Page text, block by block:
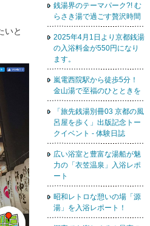
いと
銭湯界のテーマパーク?! む
らさき湯で過ごす贅沢時間
2025年4月1日より京都銭湯
の入浴料金が550円になり
ます。
嵐電西院駅から徒歩5分！
金山湯で至福のひとときを
「旅先銭湯別冊03 京都の風
呂屋を歩く」出版記念トー
クイベント - 体験日誌
広い浴室と豊富な湯船が魅
力の「衣笠温泉」入浴レポ
ート
昭和レトロな憩いの場「源
湯」を入浴レポート！